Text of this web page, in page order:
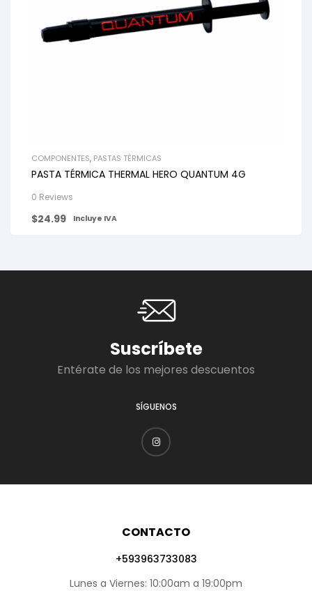
COMPONENTES, PASTAS TÉRMICAS
PASTA TÉRMICA THERMAL HERO QUANTUM 4G
0 Reviews
$24.99 Incluye IVA
Suscríbete
Entérate de los mejores descuentos
SÍGUENOS
CONTACTO
+593963733083
Lunes a Viernes: 10:00am a 19:00pm